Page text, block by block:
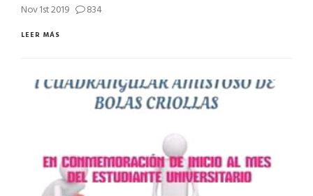
Nov 1st 2019 834
LEER MÁS